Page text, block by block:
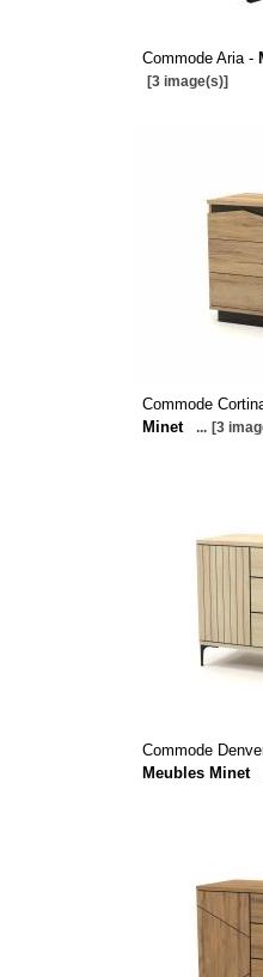
Commode Aria -
[3 image(s)]
Commode
Minet
... [3
Commode
Meubles Minet